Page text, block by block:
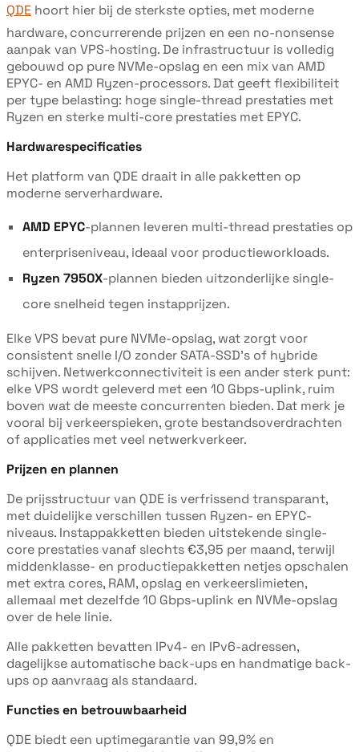
QDE hoort hier bij de sterkste opties, met moderne
hardware, concurrerende prijzen en een no-nonsense
aanpak van VPS-hosting. De infrastructuur is volledig
gebouwd op pure NVMe-opslag en een mix van AMD
EPYC- en AMD Ryzen-processors. Dat geeft flexibiliteit
per type belasting: hoge single-thread prestaties met
Ryzen en sterke multi-core prestaties met EPYC.
Hardwarespecificaties
Het platform van QDE draait in alle pakketten op
moderne serverhardware.
AMD EPYC-plannen leveren multi-thread prestaties op
enterpriseniveau, ideaal voor productieworkloads.
Ryzen 7950X-plannen bieden uitzonderlijke single-
core snelheid tegen instapprijzen.
Elke VPS bevat pure NVMe-opslag, wat zorgt voor
consistent snelle I/O zonder SATA-SSD's of hybride
schijven. Netwerkconnectiviteit is een ander sterk punt:
elke VPS wordt geleverd met een 10 Gbps-uplink, ruim
boven wat de meeste concurrenten bieden. Dat merk je
vooral bij verkeerspieken, grote bestandsoverdrachten
of applicaties met veel netwerkverkeer.
Prijzen en plannen
De prijsstructuur van QDE is verfrissend transparant,
met duidelijke verschillen tussen Ryzen- en EPYC-
niveaus. Instappakketten bieden uitstekende single-
core prestaties vanaf slechts €3,95 per maand, terwijl
middenklasse- en productiepakketten netjes opschalen
met extra cores, RAM, opslag en verkeerslimieten,
allemaal met dezelfde 10 Gbps-uplink en NVMe-opslag
over de hele linie.
Alle pakketten bevatten IPv4- en IPv6-adressen,
dagelijkse automatische back-ups en handmatige back-
ups op aanvraag als standaard.
Functies en betrouwbaarheid
QDE biedt een uptimegarantie van 99,9% en